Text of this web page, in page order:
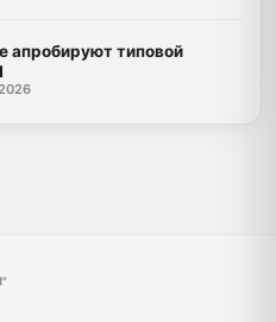
апробируют типовой